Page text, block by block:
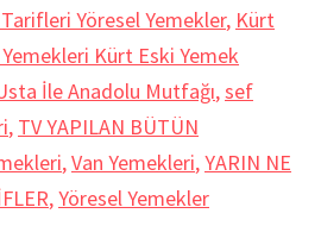
Yöresel Yemekler, Kürt
Kürt Eski Yemek
İle Anadolu Mutfağı,sef
, TV YAPILAN BÜTÜN
,Van Yemekleri,YARIN NE
,Yöresel Yemekler